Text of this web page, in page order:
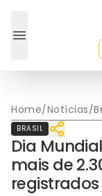
Home/Notícias/
BRASIL
Dia
mais de